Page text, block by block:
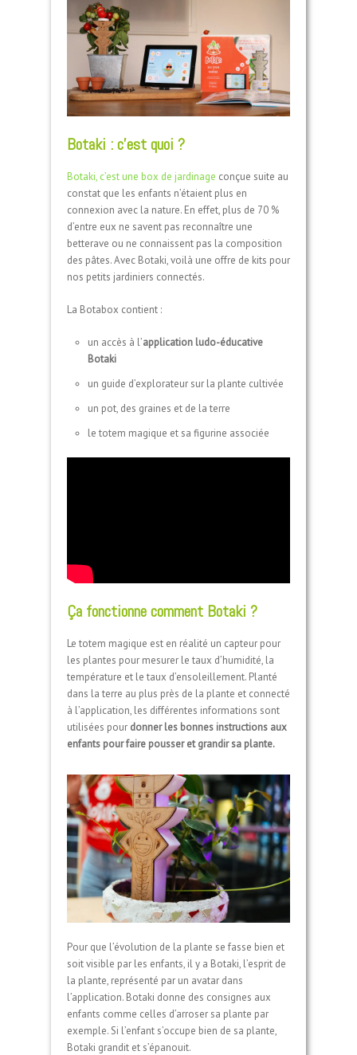
Botaki : c’est quoi ?
Botaki, c’est une box de jardinage conçue suite au
constat que les enfants n’étaient plus en
connexion avec la nature. En effet, plus de 70 %
d’entre eux ne savent pas reconnaître une
betterave ou ne connaissent pas la composition
des pâtes. Avec Botaki, voilà une offre de kits pour
nos petits jardiniers connectés.
La Botabox contient :
un accès à l’application ludo-éducative
Botaki
un guide d’explorateur sur la plante cultivée
un pot, des graines et de la terre
le totem magique et sa figurine associée
Ça fonctionne comment Botaki ?
Le totem magique est en réalité un capteur pour
les plantes pour mesurer le taux d’humidité, la
température et le taux d’ensoleillement. Planté
dans la terre au plus près de la plante et connecté
à l’application, les différentes informations sont
utilisées pour donner les bonnes instructions aux
enfants pour faire pousser et grandir sa plante.
Pour que l’évolution de la plante se fasse bien et
soit visible par les enfants, il y a Botaki, l’esprit de
la plante, représenté par un avatar dans
l’application. Botaki donne des consignes aux
enfants comme celles d’arroser sa plante par
exemple. Si l’enfant s’occupe bien de sa plante,
Botaki grandit et s’épanouit.